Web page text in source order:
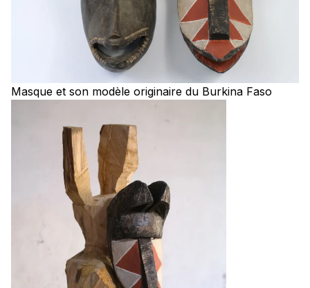
Masque et son modèle originaire du Burkina Faso